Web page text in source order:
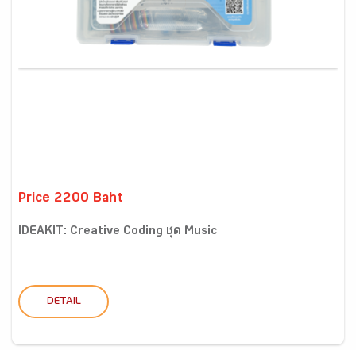
Price 2200 Baht
IDEAKIT: Creative Coding ชุด Music
DETAIL